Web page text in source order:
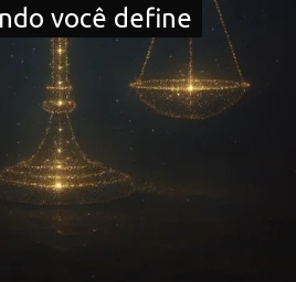
você define
você define